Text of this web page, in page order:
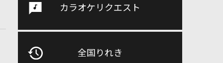
カラオケリクエスト
全国りれき